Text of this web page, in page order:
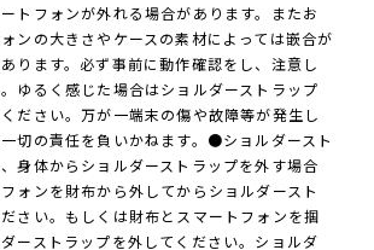
トフォンが外れる場合があります。またお
ンの大きさやケースの素材によっては嵌合が
ります。必ず事前に動作確認をし、注意し
ゆるく感じた場合はショルダーストラップ
ださい。万が一端末の傷や故障等が発生し
切の責任を負いかねます。●ショルダースト
身体からショルダーストラップを外す場合
ォンを財布から外してからショルダースト
さい。もしくは財布とスマートフォンを掴
ーストラップを外してください。ショルダ